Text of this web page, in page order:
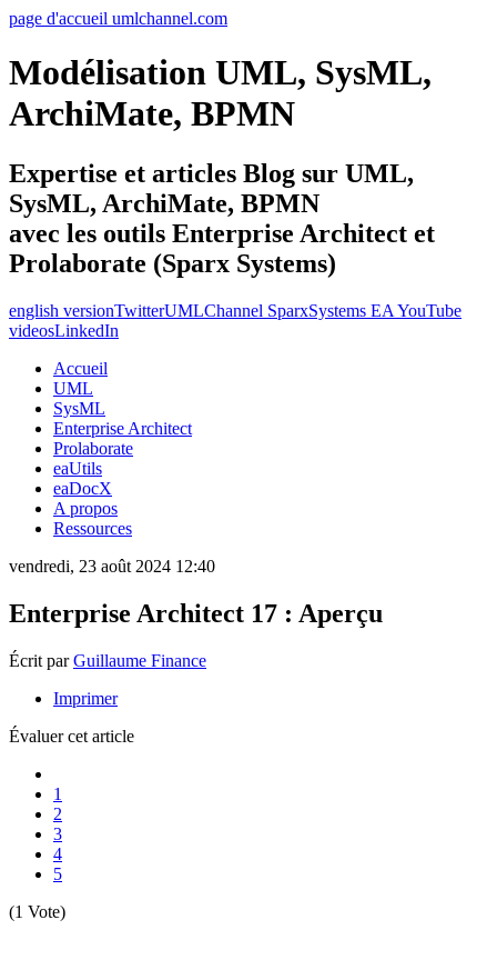
page d'accueil umlchannel.com
Modélisation UML, SysML,
ArchiMate, BPMN
Expertise et articles Blog sur UML,
SysML, ArchiMate, BPMN
avec les outils Enterprise Architect et
Prolaborate (Sparx Systems)
english versionTwitterUMLChannel SparxSystems EA YouTube
videosLinkedIn
Accueil
UML
SysML
Enterprise Architect
Prolaborate
eaUtils
eaDocX
A propos
Ressources
vendredi, 23 août 2024 12:40
Enterprise Architect 17 : Aperçu
Écrit parGuillaume Finance
Imprimer
Évaluer cet article
1
2
3
4
5
(1 Vote)